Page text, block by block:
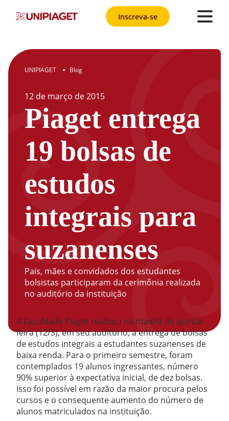
Inscreva-se
UNIPIAGET ● Blog
12 de março de2015
Piaget entrega
19 bolsas de
estudos
integrais para
suzanenses
Pais, mães e convidados dos estudantes
bolsistas participaram da cerimônia realizada
no auditório da instituição
A Faculdade Piaget realizou na manhã de quinta-
feira (12/3), em seu auditório, a entrega de bolsas
de estudos integrais a estudantes suzanenses de
baixa renda. Para o primeiro semestre, foram
contemplados 19 alunos ingressantes, número
90% superior à expectativa inicial, de dez bolsas.
Isso foi possível em razão da maior procura pelos
cursos e o consequente aumento do número de
alunos matriculados na instituição.